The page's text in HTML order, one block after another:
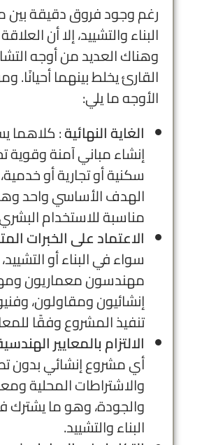
رغم وجود فروق دقيقة
البناء والتشييد، إلا أن
وهناك العديد من أوجه
القارئ يخلط بينهما أحيانًا.
الأوجه ما يلي:
الغاية النهائية: كلاهما
إنشاء مباني آمنة وقوية
سكنية أو تجارية أو
الهدف الأساسي واحد
مناسبة للاستخدام
الاعتماد على الخبرات
سواء في البناء أو
مهندسون معماريون
إنشائيون ومقاولون،
تنفيذ المشروع وفقًا
الالتزام بالمعايير
أي مشروع إنشائي بدون
والاشتراطات المحلية
والجودة، وهو ما
البناء والتشييد.